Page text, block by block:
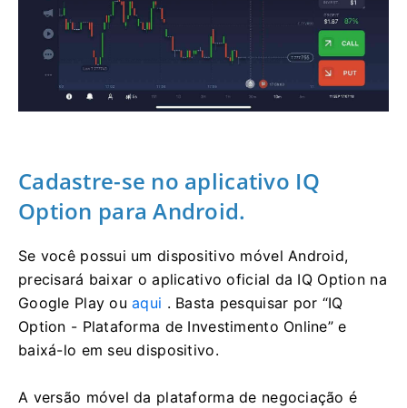
Cadastre-se no aplicativo IQ
Option para Android.
Se você possui um dispositivo móvel Android,
precisará baixar o aplicativo oficial da IQ Option na
Google Play ouaqui . Basta pesquisar por “IQ
Option - Plataforma de Investimento Online” e
baixá-lo em seu dispositivo.
A versão móvel da plataforma de negociação é